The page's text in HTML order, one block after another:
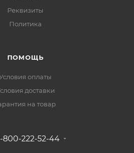
Реквизиты
Политика
ПОМОЩЬ
оплаты
доставки
на товар
800-222-52-44